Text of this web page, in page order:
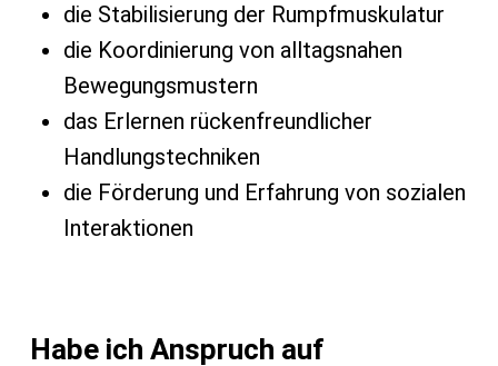
die Stabilisierung der Rumpfmuskulatur
die Koordinierung von alltagsnahen
Bewegungsmustern
das Erlernen rückenfreundlicher
Handlungstechniken
die Förderung und Erfahrung von sozialen
Interaktionen
Habe ich Anspruch auf